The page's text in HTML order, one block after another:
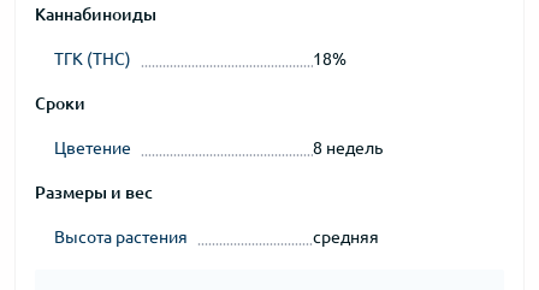
Каннабиноиды
ТГК (THC) 18%
Сроки
Цветение 8 недель
Размеры и вес
Высота растения средняя